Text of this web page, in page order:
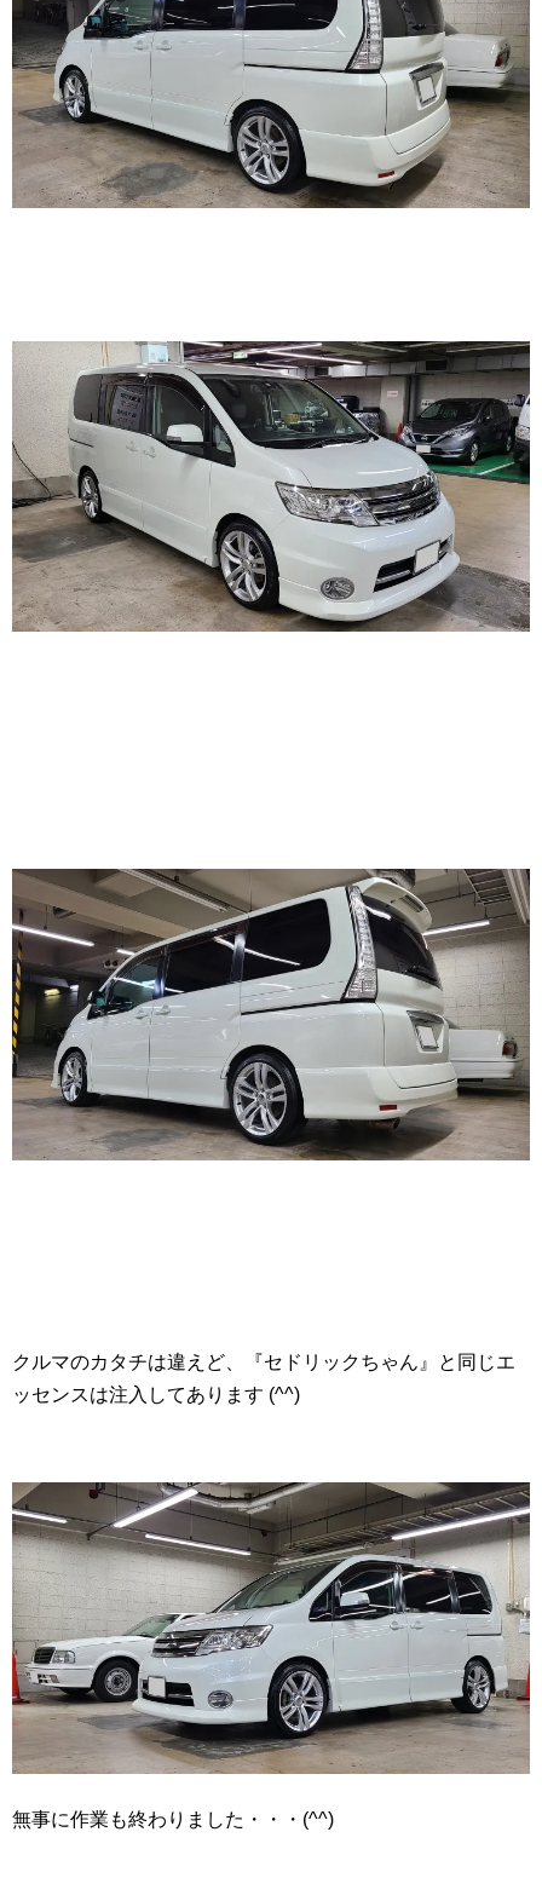
クルマのカタチは違えど、『セドリックちゃん』と同じエ
ッセンスは注入してあります (^^)
無事に作業も終わりました・・・(^^)